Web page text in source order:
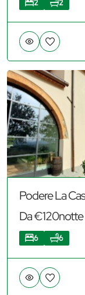
2 2
Podere La
Da €120notte
6 6